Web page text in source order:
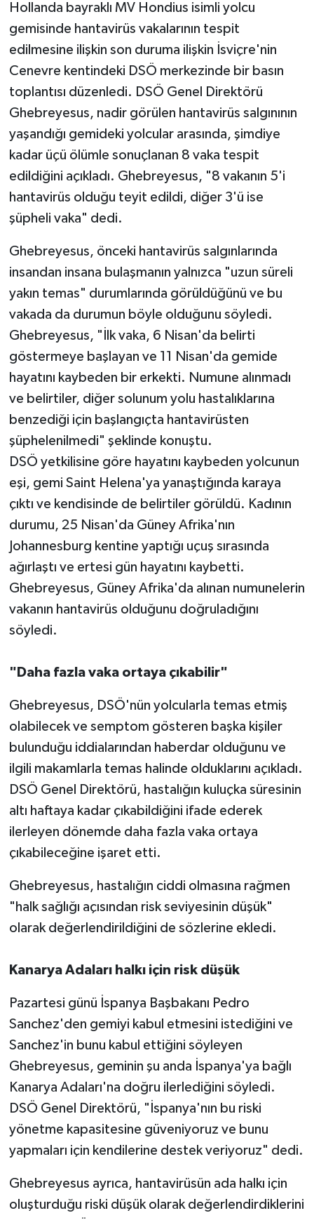
Hollanda bayraklı MV Hondius isimli yolcu
gemisinde hantavirüs vakalarının tespit
edilmesine ilişkin son duruma ilişkin İsviçre'nin
Cenevre kentindeki DSÖ merkezinde bir basın
toplantısı düzenledi. DSÖ Genel Direktörü
Ghebreyesus, nadir görülen hantavirüs salgınının
yaşandığı gemideki yolcular arasında, şimdiye
kadar üçü ölümle sonuçlanan 8 vaka tespit
edildiğini açıkladı. Ghebreyesus, "8 vakanın 5'i
hantavirüs olduğu teyit edildi, diğer 3'ü ise
şüpheli vaka" dedi.
Ghebreyesus, önceki hantavirüs salgınlarında
insandan insana bulaşmanın yalnızca "uzun süreli
yakın temas" durumlarında görüldüğünü ve bu
vakada da durumun böyle olduğunu söyledi.
Ghebreyesus, "İlk vaka, 6 Nisan'da belirti
göstermeye başlayan ve 11 Nisan'da gemide
hayatını kaybeden bir erkekti. Numune alınmadı
ve belirtiler, diğer solunum yolu hastalıklarına
benzediği için başlangıçta hantavirüsten
şüphelenilmedi" şeklinde konuştu.
DSÖ yetkilisine göre hayatını kaybeden yolcunun
eşi, gemi Saint Helena'ya yanaştığında karaya
çıktı ve kendisinde de belirtiler görüldü. Kadının
durumu, 25 Nisan'da Güney Afrika'nın
Johannesburg kentine yaptığı uçuş sırasında
ağırlaştı ve ertesi gün hayatını kaybetti.
Ghebreyesus, Güney Afrika'da alınan numunelerin
vakanın hantavirüs olduğunu doğruladığını
söyledi.
"Daha fazla vaka ortaya çıkabilir"
Ghebreyesus, DSÖ'nün yolcularla temas etmiş
olabilecek ve semptom gösteren başka kişiler
bulunduğu iddialarından haberdar olduğunu ve
ilgili makamlarla temas halinde olduklarını açıkladı.
DSÖ Genel Direktörü, hastalığın kuluçka süresinin
altı haftaya kadar çıkabildiğini ifade ederek
ilerleyen dönemde daha fazla vaka ortaya
çıkabileceğine işaret etti.
Ghebreyesus, hastalığın ciddi olmasına rağmen
"halk sağlığı açısından risk seviyesinin düşük"
olarak değerlendirildiğini de sözlerine ekledi.
Kanarya Adaları halkı için risk düşük
Pazartesi günü İspanya Başbakanı Pedro
Sanchez'den gemiyi kabul etmesini istediğini ve
Sanchez'in bunu kabul ettiğini söyleyen
Ghebreyesus, geminin şu anda İspanya'ya bağlı
Kanarya Adaları'na doğru ilerlediğini söyledi.
DSÖ Genel Direktörü, "İspanya'nın bu riski
yönetme kapasitesine güveniyoruz ve bunu
yapmaları için kendilerine destek veriyoruz" dedi.
Ghebreyesus ayrıca, hantavirüsün ada halkı için
oluşturduğu riski düşük olarak değerlendirdiklerini